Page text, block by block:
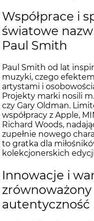
Współprace i
światowe
Paul Smith
Paul Smith od lat
muzyki, czego
artystami i
Projekty marki nosili
czy Gary Oldman.
współpracy z Apple,
Richard Woods,
zupełnie nowego
to gratka dla
kolekcjonerskich
Innowacje i
autentyczność